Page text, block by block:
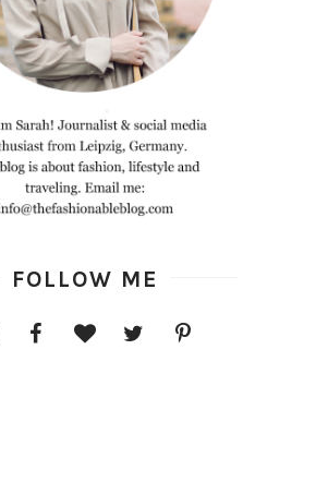
FOLLOW ME